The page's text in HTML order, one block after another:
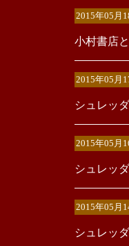
2015年05月
小村書店
2015年05月
シュレッ
2015年05月
シュレッ
2015年05月
シュレッ